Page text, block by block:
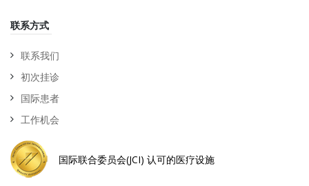
联系方式
联系我们
初次挂诊
国际患者
工作机会
国际联合委员会(JCI) 认可的医疗设施